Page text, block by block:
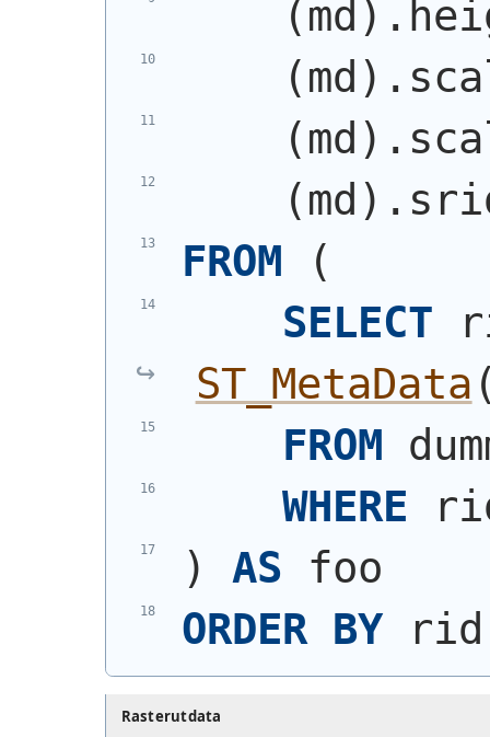
( md )
(md )
(md )
(md )
FROM
(
SELECT
ST_MetaData
FROM
WHERE
)
AS foo
ORDER BY
Rasterutdata